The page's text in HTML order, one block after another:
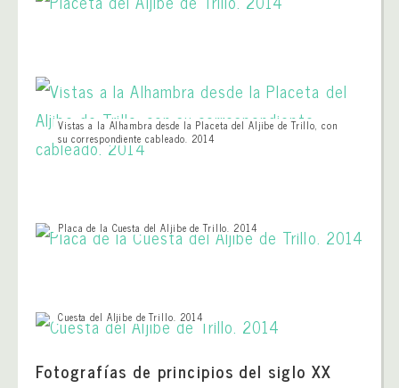
Vistas a la Alhambra desde la Placeta del Aljibe de Trillo, con
su correspondiente cableado. 2014
Placa de la Cuesta del Aljibe de Trillo. 2014
Cuesta del Aljibe de Trillo. 2014
Fotografías de principios del siglo XX